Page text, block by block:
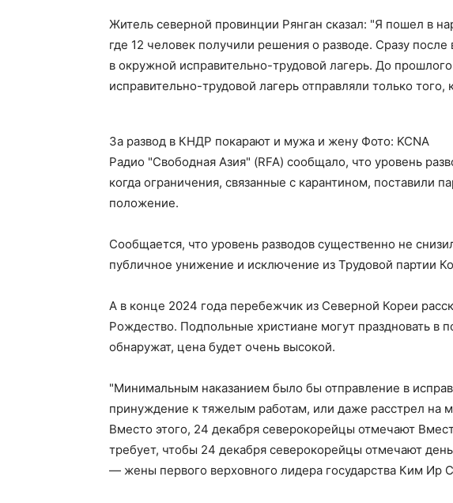
Житель северной провинции Рянган сказал: "Я пошел в
где 12 человек получили решения о разводе. Сразу
в окружной исправительно-трудовой лагерь. До прошлого
исправительно-трудовой лагерь отправляли только
За развод в КНДР покарают и мужа и жену Фото: KCNA
Радио "Свободная Азия" (RFA) сообщало, что уровень
когда ограничения, связанные с карантином, поставили
положение.
Сообщается, что уровень разводов существенно не
публичное унижение и исключение из Трудовой партии
А в конце 2024 года перебежчик из Северной Кореи
Рождество. Подпольные христиане могут праздновать в
обнаружат, цена будет очень высокой.
"Минимальным наказанием было бы отправление в
принуждение к тяжелым работам, или даже расстрел на
Вместо этого, 24 декабря северокорейцы отмечают
требует, чтобы 24 декабря северокорейцы отмечают
— жены первого верховного лидера государства Ким Ир